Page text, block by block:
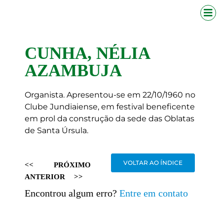
CUNHA, NÉLIA
AZAMBUJA
Organista. Apresentou-se em 22/10/1960 no
Clube Jundiaiense, em festival beneficente
em prol da construção da sede das Oblatas
de Santa Úrsula.
<<
ANTERIOR
PRÓXIMO
>>
VOLTAR AO ÍNDICE
Encontrou algum erro? Entre em contato